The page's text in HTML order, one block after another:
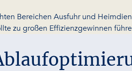
Bereichen Ausfuhr und
zu großen Effizienzgewinnen